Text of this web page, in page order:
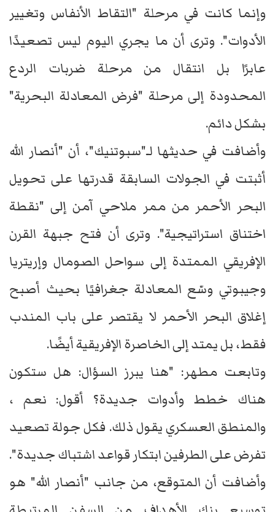
وإنما كانت في مرحلة "التقاط الأنفاس وتغيير
الأدوات". وترى أن ما يجري اليوم ليس تصعيدًا
عابرًا بل انتقال من مرحلة ضربات الردع
المحدودة إلى مرحلة "فرض المعادلة البحرية"
بشكل دائم.
وأضافت في حديثها لـ"سبوتنيك"، أن "أنصار الله
أثبتت في الجولات السابقة قدرتها على تحويل
البحر الأحمر من ممر ملاحي آمن إلى "نقطة
اختناق استراتيجية". وترى أن فتح جبهة القرن
الإفريقي الممتدة إلى سواحل الصومال وإريتريا
وجيبوتي وسّع المعادلة جغرافيًا بحيث أصبح
إغلاق البحر الأحمر لا يقتصر على باب المندب
فقط، بل يمتد إلى الخاصرة الإفريقية أيضًا.
وتابعت مطهر: "هنا يبرز السؤال: هل ستكون
هناك خطط وأدوات جديدة؟ أقول: نعم ،
والمنطق العسكري يقول ذلك. فكل جولة تصعيد
تفرض على الطرفين ابتكار قواعد اشتباك جديدة".
وأضافت أن المتوقع، من جانب "أنصار الله" هو